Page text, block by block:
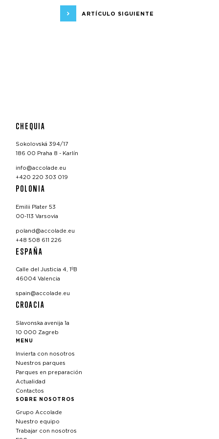
ARTÍCULO SIGUIENTE
CHEQUIA
Sokolovská 394/17
186 00 Praha 8 - Karlín
info@accolade.eu
+420 220 303 019
POLONIA
Emilii Plater 53
00-113 Varsovia
poland@accolade.eu
+48 508 611 226
ESPAÑA
Calle del Justicia 4, 1ºB
46004 Valencia
spain@accolade.eu
CROACIA
Slavonska avenija 1a
10 000 Zagreb
MENU
Invierta con nosotros
Nuestros parques
Parques en preparación
Actualidad
Contactos
SOBRE NOSOTROS
Grupo Accolade
Nuestro equipo
Trabajar con nosotros